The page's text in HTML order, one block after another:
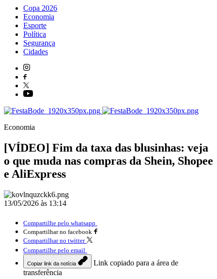
Copa 2026
Economia
Esporte
Política
Segurança
Cidades
Economia
[VÍDEO] Fim da taxa das blusinhas: veja
o que muda nas compras da Shein, Shopee
e AliExpress
13/05/2026 às 13:14
Compartilhe pelo whatsapp
Compartilhar no facebook
Compartilhar no twitter
Compartilhe pelo email
Copiar link da notícia
Link copiado para a área de
transferência